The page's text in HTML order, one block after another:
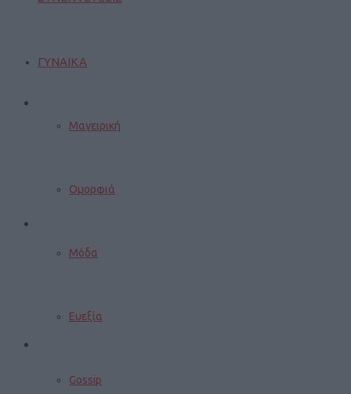
ΓΥΝΑΙΚΑ
Μαγειρική
Ομορφιά
Μόδα
Ευεξία
Gossip